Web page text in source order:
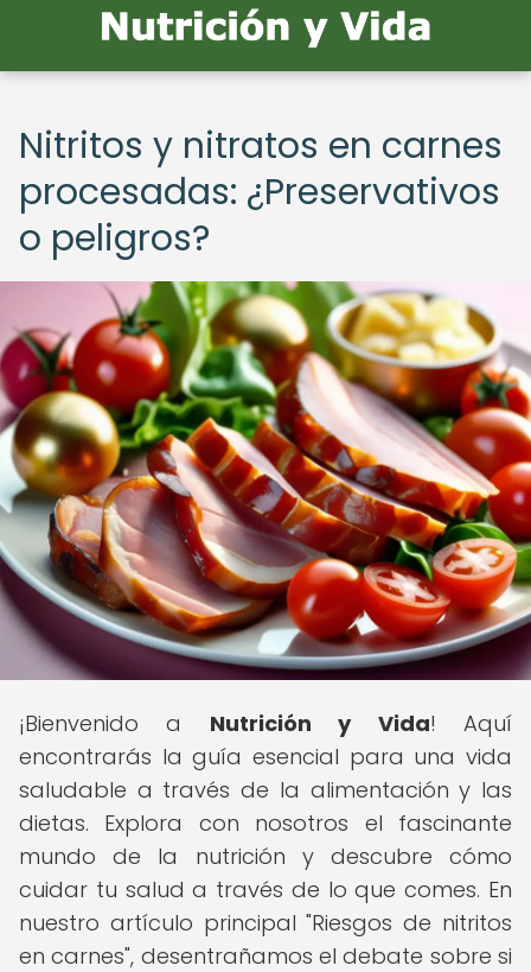
Nitritos y nitratos en carnes
procesadas: ¿Preservativos
o peligros?
¡Bienvenido a Nutrición y Vida! Aquí
encontrarás la guía esencial para una vida
saludable a través de la alimentación y las
dietas. Explora con nosotros el fascinante
mundo de la nutrición y descubre cómo
cuidar tu salud a través de lo que comes. En
nuestro artículo principal "Riesgos de nitritos
en carnes", desentrañamos el debate sobre si